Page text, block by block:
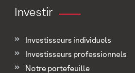
Investir
Investisseurs individuels
Investisseurs professionnels
Notre portefeuille